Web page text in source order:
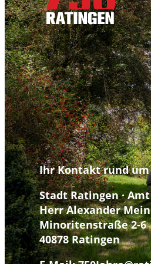
Ihr Kontakt rund
Stadt Ratingen ·
Herr Alexander
Minoritenstraße 2-6
40878 Ratingen